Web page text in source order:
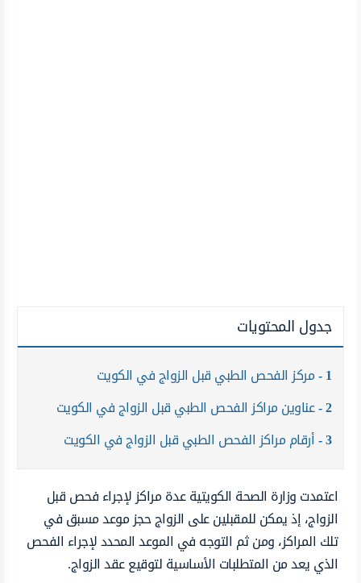
جدول المحتويات
1 مركز الفحص الطبي قبل الزواج في الكويت
2 عناوين مراكز الفحص الطبي قبل الزواج في الكويت
3 أرقام مراكز الفحص الطبي قبل الزواج في الكويت
اعتمدت وزارة الصحة الكويتية عدة مراكز لإجراء فحص قبل
الزواج، إذ يمكن للمقبلين على الزواج حجز موعد مسبق في
تلك المراكز، ومن ثم التوجه في الموعد المحدد لإجراء الفحص
الذي يعد من المتطلبات الأساسية لتوقيع عقد الزواج.